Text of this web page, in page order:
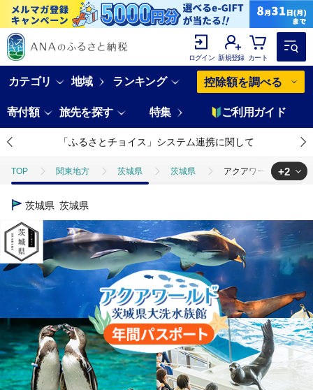
ログイン 新規登録 カート
カテゴリ 地域 ランキング 控除額を調べる
寄付額 旅先を探す 特集 ご利用ガイド
「ふるさとチョイス」システム連携に関して
TOP 関東地方 茨城県 茨城県 アクアワールド茨城県
TOP
TOP 旅行・宿泊・体験 体験チケット その他体験チケット
+2
茨城県 茨城県